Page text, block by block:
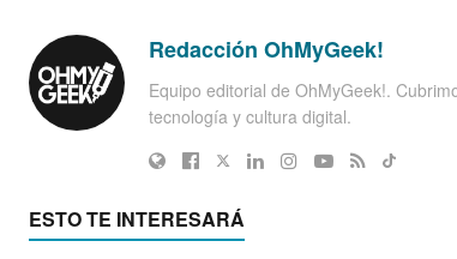
Redacción OhMyGeek!
Equipo editorial de OhMyGeek!.
tecnología y cultura digital.
ESTO TE INTERESARÁ